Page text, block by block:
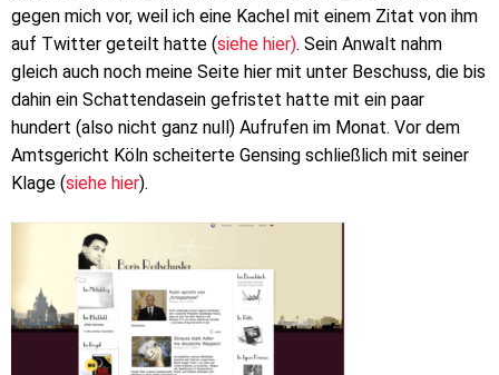
gegen mich vor, weil ich eine Kachel mit einem Zitat von ihm
auf Twitter geteilt hatte (siehe hier). Sein Anwalt nahm
gleich auch noch meine Seite hier mit unter Beschuss, die bis
dahin ein Schattendasein gefristet hatte mit ein paar
hundert (also nicht ganz null) Aufrufen im Monat. Vor dem
Amtsgericht Köln scheiterte Gensing schließlich mit seiner
Klage (siehe hier).